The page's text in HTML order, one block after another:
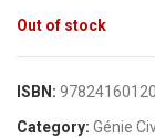
Out of stock
ISBN:
Category: Génie